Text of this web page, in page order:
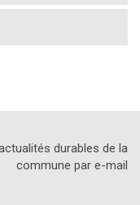
durables de la
commune par e-mail